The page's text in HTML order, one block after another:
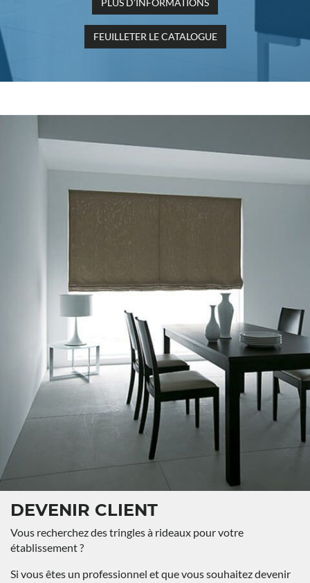
PLUS D’INFORMATIONS
FEUILLETER LE CATALOGUE
DEVENIR CLIENT
Vous recherchez des tringles à rideaux pour votre
établissement ?
Si vous êtes un professionnel et que vous souhaitez devenir